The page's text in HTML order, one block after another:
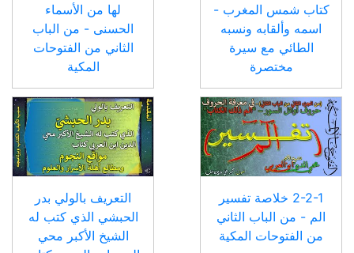
كتاب شمس المغرب -
اسمه وألقابه ونسبه
الطائي مع سيرة
مختصرة
لها من الأسماء
الحسنى - من الباب
الثاني من الفتوحات
المكية
2-2-1 خلاصة تفسير
الم - من الباب الثاني
من الفتوحات المكية
التعريف بالولي بدر
الحبشي الذي كتب له
الشيخ الأكبر محي